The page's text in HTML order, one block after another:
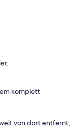
komplett
von dort entfernt,